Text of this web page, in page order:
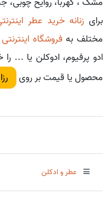
برای زنانه خريد عطر
مختلف به فروشگاه
ادو پرفیوم، ادوکلن یا ...
محصول یا قیمت بر روی
عطر و ادکلن